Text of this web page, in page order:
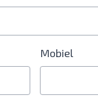
Mobiel